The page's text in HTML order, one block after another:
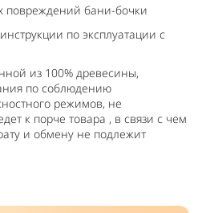
повреждений бани-бочки
по эксплуатации с
из 100% древесины,
по соблюдению
режимов, не
к порче товара , в связи с чем
и обмену не подлежит